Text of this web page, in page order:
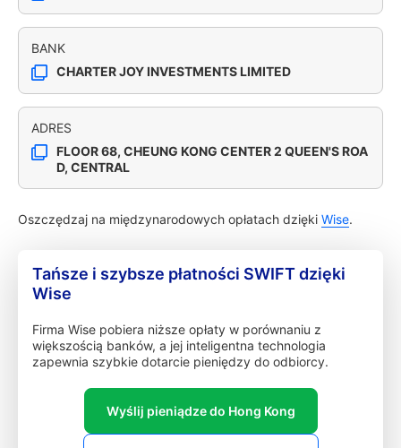
BANK
CHARTER JOY INVESTMENTS LIMITED
ADRES
FLOOR 68, CHEUNG KONG CENTER 2 QUEEN'S ROA
D, CENTRAL
Oszczędzaj na międzynarodowych opłatach dzięki Wise.
Tańsze i szybsze płatności SWIFT dzięki
Wise
Firma Wise pobiera niższe opłaty w porównaniu z
większością banków, a jej inteligentna technologia
zapewnia szybkie dotarcie pieniędzy do odbiorcy.
Wyślij pieniądze do Hong Kong